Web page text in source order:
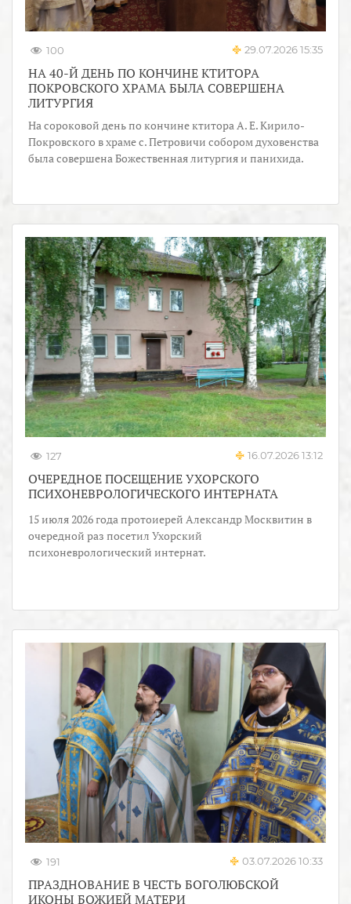
100 29.07.2026 15:35
НА 40-Й ДЕНЬ ПО КОНЧИНЕ КТИТОРА
ПОКРОВСКОГО ХРАМА БЫЛА СОВЕРШЕНА
ЛИТУРГИЯ
На сороковой день по кончине ктитора А. Е. Кирило-
Покровского в храме с. Петровичи собором духовенства
была совершена Божественная литургия и панихида.
127 16.07.2026 13:12
ОЧЕРЕДНОЕ ПОСЕЩЕНИЕ УХОРСКОГО
ПСИХОНЕВРОЛОГИЧЕСКОГО ИНТЕРНАТА
15 июля 2026 года протоиерей Александр Москвитин в
очередной раз посетил Ухорский
психоневрологический интернат.
191 03.07.2026 10:33
ПРАЗДНОВАНИЕ В ЧЕСТЬ БОГОЛЮБСКОЙ
ИКОНЫ БОЖИЕЙ МАТЕРИ